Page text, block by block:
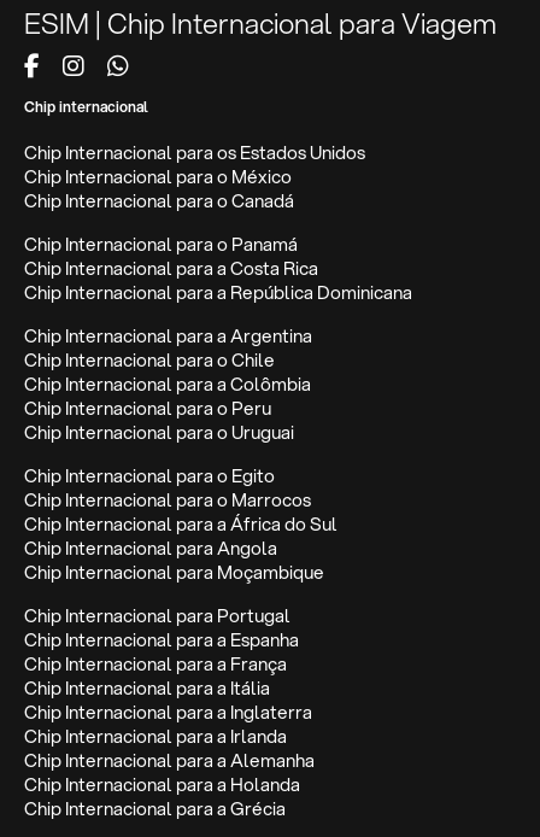
ESIM | Chip Internacional para Viagem
Chip internacional
Chip Internacional para os Estados Unidos
Chip Internacional para o México
Chip Internacional para o Canadá
Chip Internacional para o Panamá
Chip Internacional para a Costa Rica
Chip Internacional para a República Dominicana
Chip Internacional para a Argentina
Chip Internacional para o Chile
Chip Internacional para a Colômbia
Chip Internacional para o Peru
Chip Internacional para o Uruguai
Chip Internacional para o Egito
Chip Internacional para o Marrocos
Chip Internacional para a África do Sul
Chip Internacional para Angola
Chip Internacional para Moçambique
Chip Internacional para Portugal
Chip Internacional para a Espanha
Chip Internacional para a França
Chip Internacional para a Itália
Chip Internacional para a Inglaterra
Chip Internacional para a Irlanda
Chip Internacional para a Alemanha
Chip Internacional para a Holanda
Chip Internacional para a Grécia